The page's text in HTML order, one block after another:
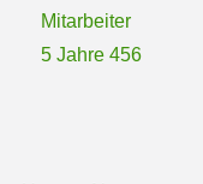
Mitarbeiter
5 Jahre 456